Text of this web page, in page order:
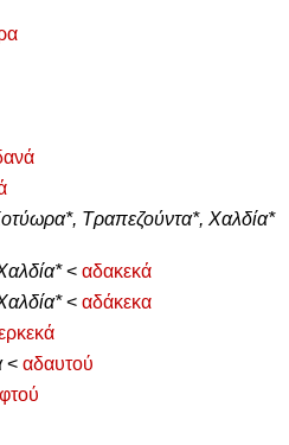
Τραπεζούντα*, Χαλδία*
< αδακεκά
< αδάκεκα
< αδαυτού